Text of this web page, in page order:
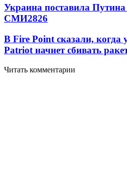
Украина поставила
СМИ2826
В Fire Point сказали, когда
Patriot начнет сбивать
Читать комментарии